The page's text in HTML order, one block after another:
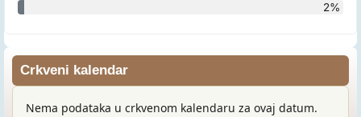
2%
Crkveni kalendar
Nema podataka u crkvenom kalendaru za ovaj datum.